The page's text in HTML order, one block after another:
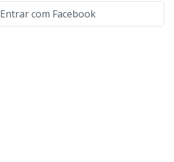
Entrar com Facebook